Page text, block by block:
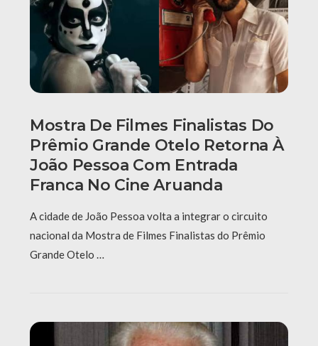
Mostra De Filmes Finalistas Do
Prêmio Grande Otelo Retorna À
João Pessoa Com Entrada
Franca No Cine Aruanda
A cidade de João Pessoa volta a integrar o circuito
nacional da Mostra de Filmes Finalistas do Prêmio
Grande Otelo …